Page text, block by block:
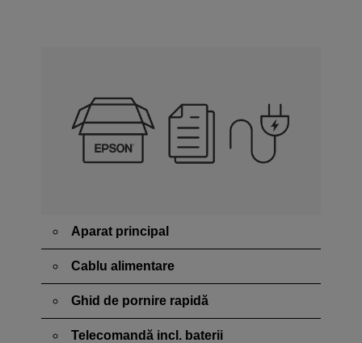
Aparat principal
Cablu alimentare
Ghid de pornire rapidă
Telecomandă incl. baterii